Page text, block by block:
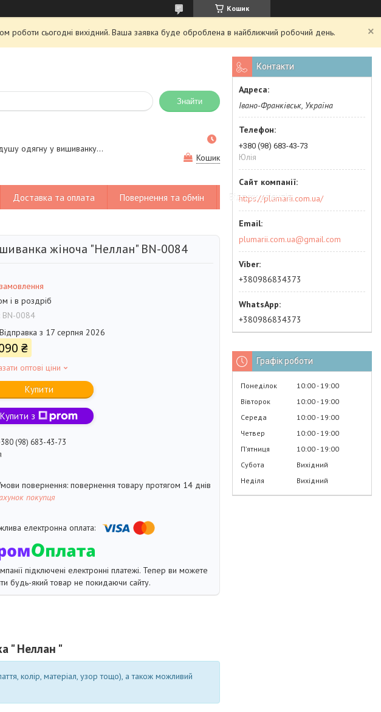
Кошик
роботи сьогодні вихідний. Ваша заявка буде оброблена в найближчий робочий день.
Знайти
одягну у вишиванку...
Кошик
Доставка та оплата Повернення та обмін Відгуки клієнтів
жіноча "Неллан" BN-0084
і в роздріб
BN-0084
Відправка з 17 серпня 2026
₴
оптові ціни
Купити
Купити з
(98) 683-43-73
повернення товару протягом 14 днів
покупця
підключені електронні платежі. Тепер ви можете
будь-який товар не покидаючи сайту.
" Неллан "
колір, матеріал, узор тощо), а також можливий
Контакти
Івано-Франківськ, Україна
+380 (98) 683-43-73
Юлія
https://plumarii.com.ua/
plumarii.com.ua@gmail.com
+380986834373
+380986834373
Графік роботи
Понеділок 10:00 19:00
Вівторок
10:00 19:00
Середа
10:00 19:00
Четвер
10:00 19:00
Пʼятниця
10:00 19:00
Субота
Вихідний
Неділя
Вихідний